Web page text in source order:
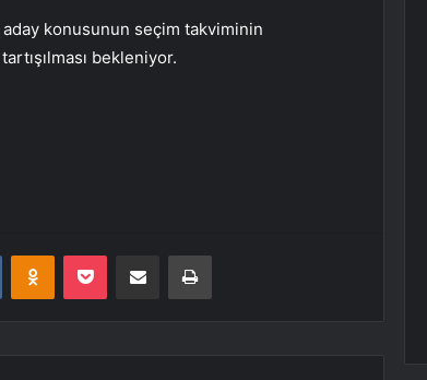
konusunun seçim takviminin
bekleniyor.
VKontakteOdnoklassniki
Pocket E-Posta ile paylaş Yazdır